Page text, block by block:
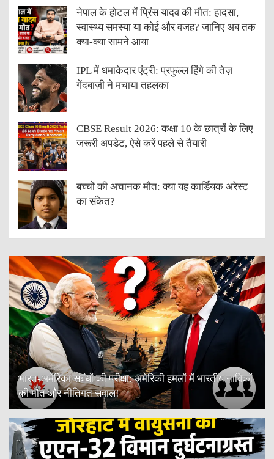
नेपाल के होटल में प्रिंस यादव की मौत: हादसा,
स्वास्थ्य समस्या या कोई और वजह? जानिए अब तक
क्या-क्या सामने आया
IPL में धमाकेदार एंट्री: प्रफुल्ल हिंगे की तेज़
गेंदबाज़ी ने मचाया तहलका
CBSE Result 2026: कक्षा 10 के छात्रों के लिए
जरूरी अपडेट, ऐसे करें पहले से तैयारी
बच्चों की अचानक मौत: क्या यह कार्डियक अरेस्ट
का संकेत?
भारत-अमेरिका संबंधों की परीक्षा: अमेरिकी हमलों में भारतीय नाविकों
की मौत और नीतिगत सवाल!